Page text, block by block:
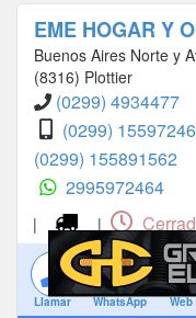
EME HOGAR Y
Buenos Aires Norte y
(8316) Plottier
(0299) 4934477
(0299)
(0299) 155891562
2995972464
| |
Llamar WhatsApp Web